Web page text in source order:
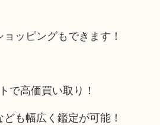
ッピングもできます！
で高価買い取り！
も幅広く鑑定が可能！